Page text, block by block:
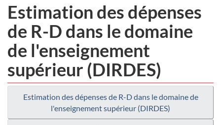
Estimation des dépenses
de R-D dans le domaine
de l'enseignement
supérieur (DIRDES)
Estimation des dépenses de R-D dans le domaine de
l'enseignement supérieur (DIRDES)